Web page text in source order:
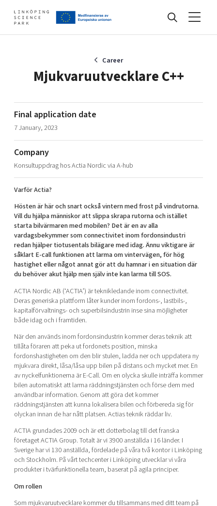
Artificial intelligence
Cybersecurity
Internet of Things
Visual technologies
Shaping cities and regions
Bright East
East Sweden Tech Women
Reversed mentorship
Current offers and activities
Develop your company
Upgrade your skills & master new ones
Tech startups
Upscaling
Talent & skills
Startup & industry collaboration
Offers to boost your business
Funding opportunities
About
Our story, mission & vision
Our community of companies
Projects
Publications
Project toolbox
Our clusters
Reach out to us
Locations
40 years anniversary
Today's lunch in Mjärdevi
Career
Mjukvaruutvecklare C++
Final application date
7 January, 2023
Company
Konsultuppdrag hos Actia Nordic via A-hub
Varför Actia?
Hösten är här och snart också vintern med frost på vindrutorna.
Vill du hjälpa människor att slippa skrapa rutorna och istället
starta bilvärmaren med mobilen? Det är en av alla
vardagsbekymmer som connectivitet inom fordonsindustri
redan hjälper tiotusentals bilägare med idag. Ännu viktigare är
såklart E-call funktionen att larma om vintervägen, för hög
hastighet eller något annat gör att du hamnar i en situation där
du behöver akut hjälp men själv inte kan larma till SOS.
ACTIA Nordic AB (‘ACTIA’) är teknikledande inom connectivitet.
Deras generiska plattform låter kunder inom fordons-, lastbils-,
kapitalförvaltnings- och superbilsindustrin inse sina möjligheter
både idag och i framtiden.
När den används inom fordonsindustrin kommer deras teknik att
tillåta föraren att peka ut fordonets position, minska
fordonshastigheten om den blir stulen, ladda ner och uppdatera ny
mjukvara direkt, låsa/låsa upp bilen på distans och mycket mer. En
av nyckelfunktionerna är E-Call. Om en olycka skulle inträffa kommer
bilen automatiskt att larma räddningstjänsten och förse dem med
användbar information. Genom att göra det kommer
räddningstjänsten att kunna lokalisera bilen och förbereda sig för
olyckan innan de har nått platsen. Actias teknik räddar liv.
ACTIA grundades 2009 och är ett dotterbolag till det franska
företaget ACTIA Group. Totalt är vi 3900 anställda i 16 länder. I
Sverige har vi 130 anställda, fördelade på våra två kontor i Linköping
och Stockholm. På vårt techcenter i Linköping utvecklar vi våra
produkter i tvärfunktionella team, baserat på agila principer.
Om rollen
Som mjukvaruutvecklare kommer du tillsammans med ditt team på